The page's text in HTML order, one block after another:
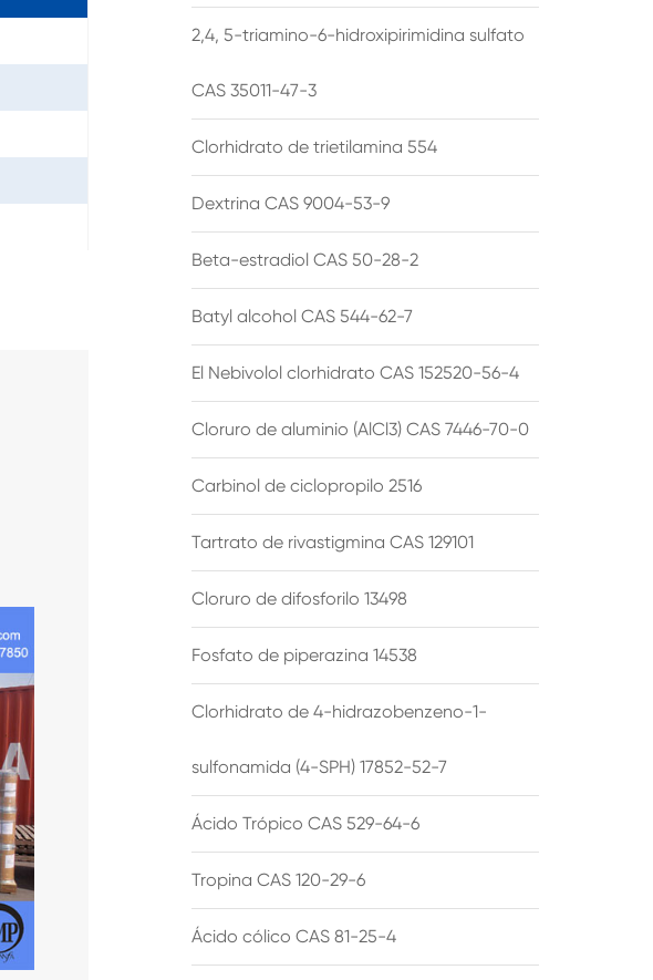
2,4, 5-triamino-6-hidroxipirimidina sulfato
CAS 35011-47-3
Clorhidrato de trietilamina 554
Dextrina CAS 9004-53-9
Beta-estradiol CAS 50-28-2
Batyl alcohol CAS 544-62-7
El Nebivolol clorhidrato CAS 152520-56-4
Cloruro de aluminio (AlCl3) CAS 7446-70-0
Carbinol de ciclopropilo 2516
Tartrato de rivastigmina CAS 129101
Cloruro de difosforilo 13498
Fosfato de piperazina 14538
Clorhidrato de 4-hidrazobenzeno-1-
sulfonamida (4-SPH) 17852-52-7
Ácido Trópico CAS 529-64-6
Tropina CAS 120-29-6
Ácido cólico CAS 81-25-4